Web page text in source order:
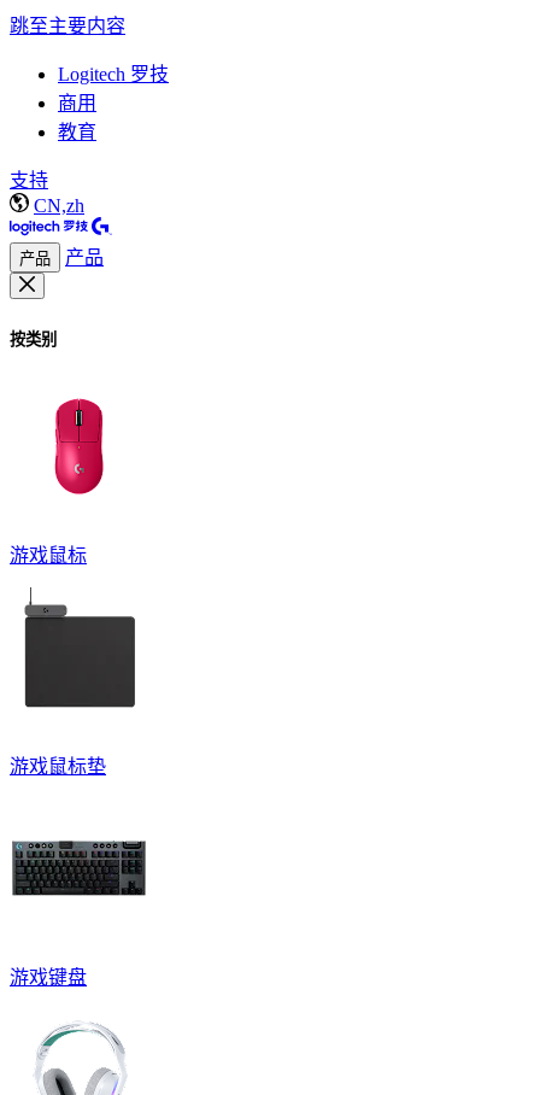
跳至主要内容
Logitech 罗技
商用
教育
支持
CN,zh
产品 产品
按类别
游戏鼠标
游戏鼠标垫
游戏键盘